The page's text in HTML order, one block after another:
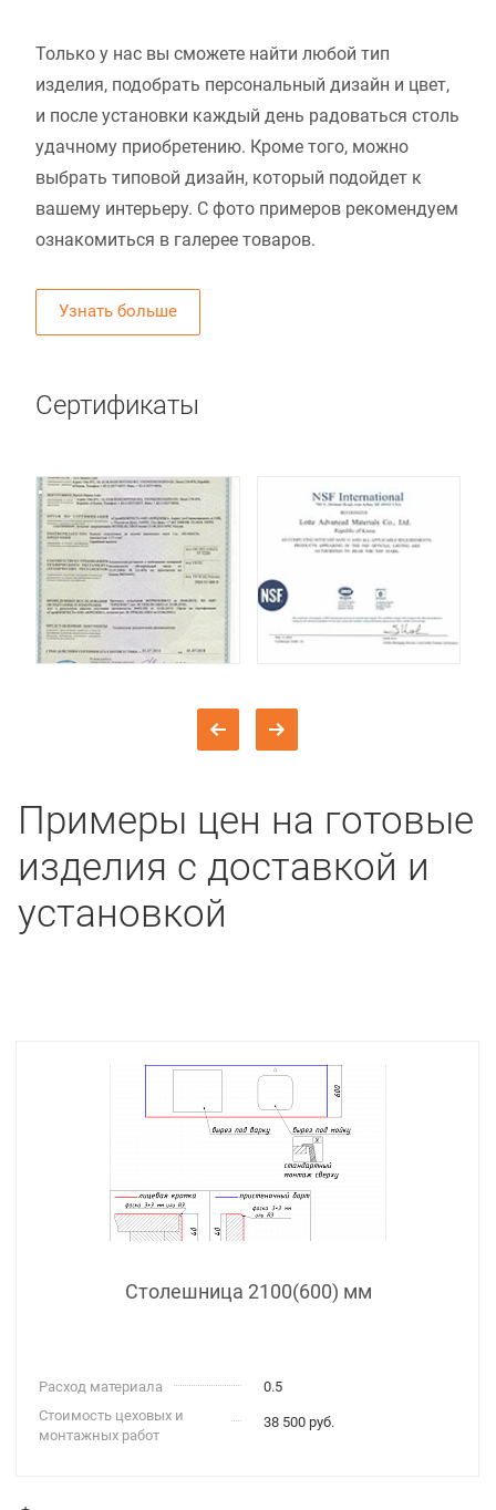
Только у нас вы сможете найти любой тип
изделия, подобрать персональный дизайн и цвет,
и после установки каждый день радоваться столь
удачному приобретению. Кроме того, можно
выбрать типовой дизайн, который подойдет к
вашему интерьеру. С фото примеров рекомендуем
ознакомиться в галерее товаров.
Узнать больше
Сертификаты
Примеры цен на готовые
изделия с доставкой и
установкой
Столешница 2100(600) мм
Расход материала
0.5
Стоимость цеховых и
монтажных работ
38 500 руб.